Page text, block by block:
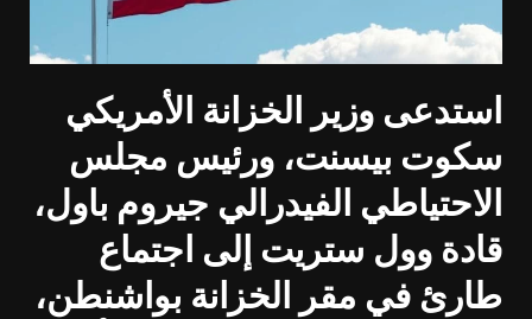
استدعى وزير الخزانة الأمريكي
سكوت بيسنت، ورئيس مجلس
الاحتياطي الفيدرالي جيروم باول،
قادة وول ستريت إلى اجتماع
طارئ في مقر الخزانة بواشنطن،